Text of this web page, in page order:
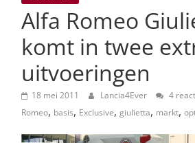
Italiana
Italiaans
autonieuws
lifestyle
Alfa Romeo
komt in twee
uitvoeringen
18 mei 2011 Lancia4Ever 4
Romeo, basis, Exclusive, giulietta, markt,